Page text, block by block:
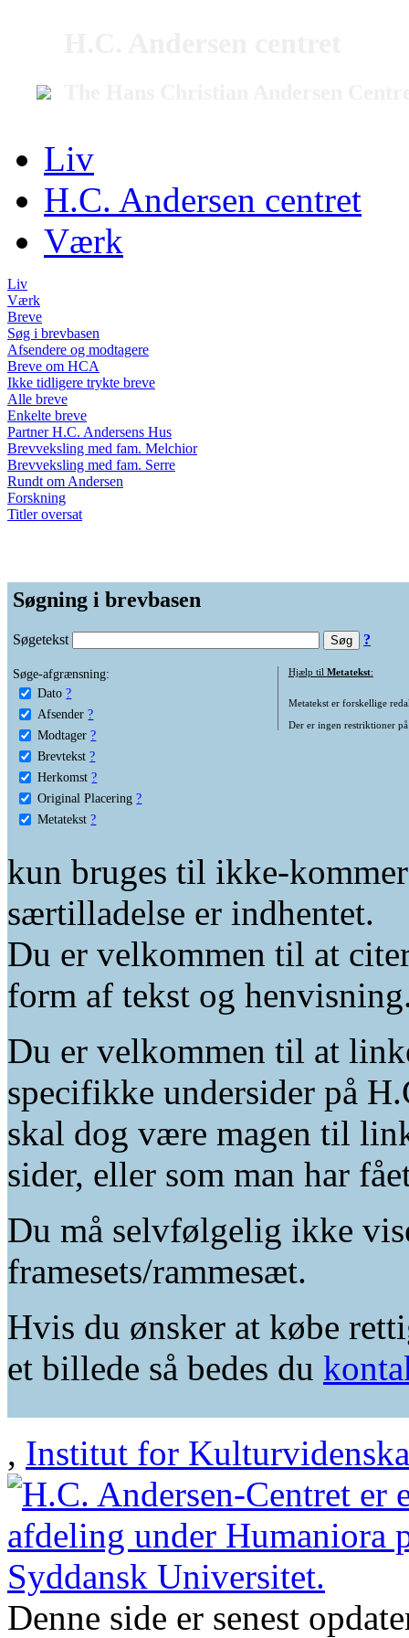
Liv
H.C. Andersen centret
Værk
Liv
Værk
Breve
Søg i brevbasen
Afsendere og modtagere
Breve om HCA
Ikke tidligere trykte breve
Alle breve
Enkelte breve
Partner H.C. Andersens Hus
Brevveksling med fam. Melchior
Brevveksling med fam. Serre
Rundt om Andersen
Forskning
Titler oversat
Søgning i brevbasen
Søgetekst ?
Søge-afgrænsning:
Dato ?
Afsender ?
Modtager ?
Brevtekst ?
Herkomst ?
Original Placering ?
Metatekst ?
Hjælp til Metatekst:
Metatekst er forskellige
Der er ingen restriktioner
kun bruges til ikke-
særtilladelse er indhentet.
Du er velkommen til at
form af tekst og
Du er velkommen til at
specifikke undersider på
skal dog være magen til
sider, eller som man har
Du må selvfølgelig ikke
framesets/rammesæt.
Hvis du ønsker at købe
et billede så bedes du
, Institut for
Denne side er senest